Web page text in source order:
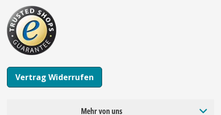
Vertrag Widerrufen
Mehr von uns